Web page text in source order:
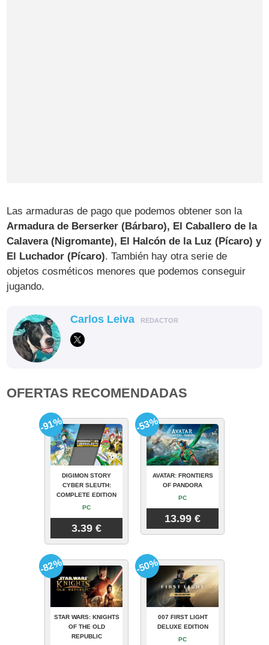
Las armaduras de pago que podemos obtener son la
Armadura de Berserker (Bárbaro), El Caballero de la
Calavera (Nigromante), El Halcón de la Luz (Pícaro) y
El Luchador (Pícaro). También hay otra serie de
objetos cosméticos menores que podemos conseguir
jugando.
Carlos Leiva REDACTOR
OFERTAS RECOMENDADAS
DIGIMON STORY
CYBER SLEUTH:
COMPLETE EDITION
PC
3.39 €
-91%
AVATAR: FRONTIERS
OF PANDORA
PC
13.99 €
-53%
STAR WARS: KNIGHTS
OF THE OLD
REPUBLIC
-82%
007 FIRST LIGHT
DELUXE EDITION
PC
-50%